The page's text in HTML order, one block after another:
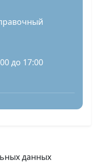
до 17:00
данных